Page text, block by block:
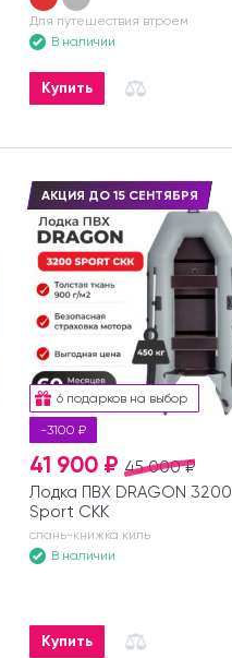
Для путешествия втроем
В наличии
Купить
6 подарков на выбор
-3100 ₽
АКЦИЯ ДО 15 СЕНТЯБРЯ
45 000 ₽
41 900 ₽
Лодка ПВХ DRAGON 3200
Sport СКК
слань-книжка киль
В наличии
Купить